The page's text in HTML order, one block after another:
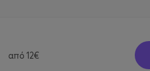
από 12€